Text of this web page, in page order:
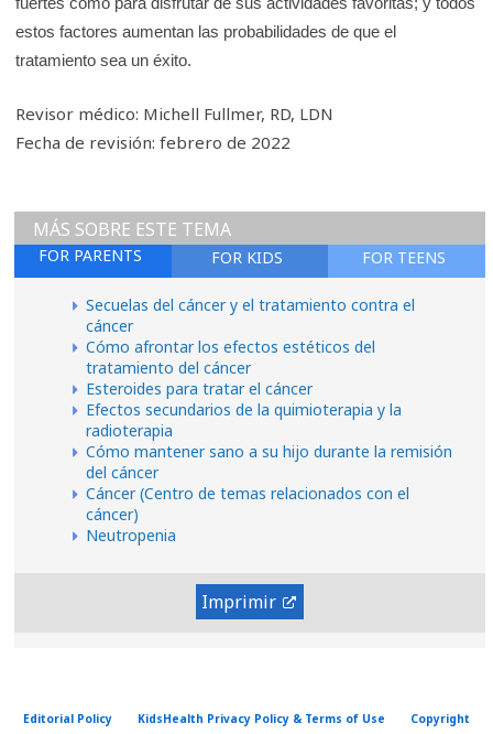
estos factores aumentan las probabilidades de que el
tratamiento sea un éxito.
Revisor médico: Michell Fullmer, RD, LDN
Fecha de revisión: febrero de 2022
FOR TEENS
FOR KIDS
FOR PARENTS
MÁS SOBRE ESTE TEMA
Secuelas del cáncer y el tratamiento contra el
cáncer
Cómo afrontar los efectos estéticos del
tratamiento del cáncer
Esteroides para tratar el cáncer
Efectos secundarios de la quimioterapia y la
radioterapia
Cómo mantener sano a su hijo durante la remisión
del cáncer
Cáncer (Centro de temas relacionados con el
cáncer)
Neutropenia
Imprimir
Editorial Policy KidsHealth Privacy Policy & Terms of Use Copyright